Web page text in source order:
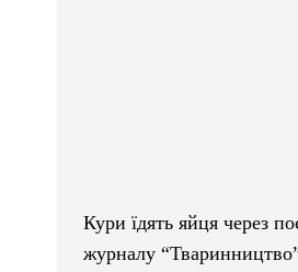
Кури їдять яйця через
журналу